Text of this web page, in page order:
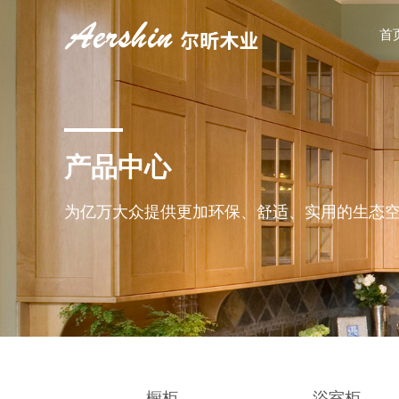
首
产品中心
为亿万大众提供更加环保、舒适、实用的生态